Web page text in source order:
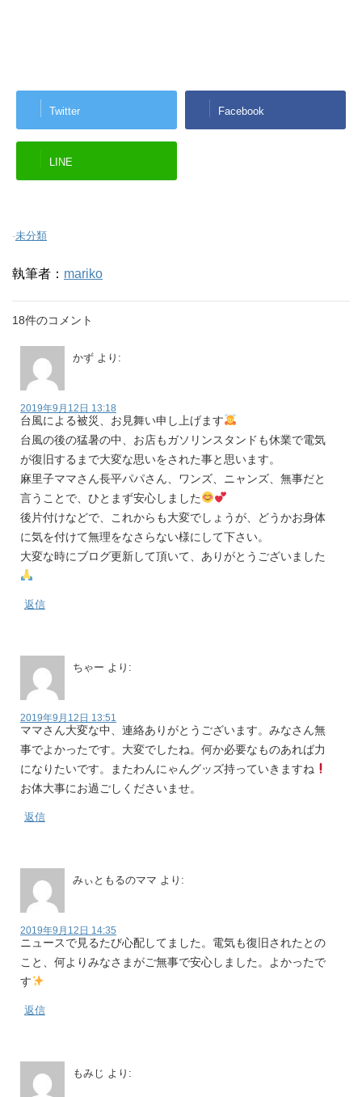
Twitter Facebook
LINE
-未分類
執筆者： mariko
18件のコメント
かず より:
2019年9月12日 13:18
台風による被災、お見舞い申し上げます
台風の後の猛暑の中、お店もガソリンスタンドも休業で電気
が復旧するまで大変な思いをされた事と思います。
麻里子ママさん長平パパさん、ワンズ、ニャンズ、無事だと
言うことで、ひとまず安心しました
後片付けなどで、これからも大変でしょうが、どうかお身体
に気を付けて無理をなさらない様にして下さい。
大変な時にブログ更新して頂いて、ありがとうございました︎
返信
ちゃー より:
2019年9月12日 13:51
ママさん大変な中、連絡ありがとうございます。みなさん無
事でよかったです。大変でしたね。何か必要なものあれば力
になりたいです。またわんにゃんグッズ持っていきますね
お体大事にお過ごしくださいませ。
返信
みぃともるのママ より:
2019年9月12日 14:35
ニュースで見るたび心配してました。電気も復旧されたとの
こと、何よりみなさまがご無事で安心しました。よかったで
す
返信
もみじ より: